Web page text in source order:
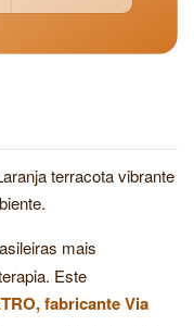
terracota vibrante
mais
Este
fabricante Via